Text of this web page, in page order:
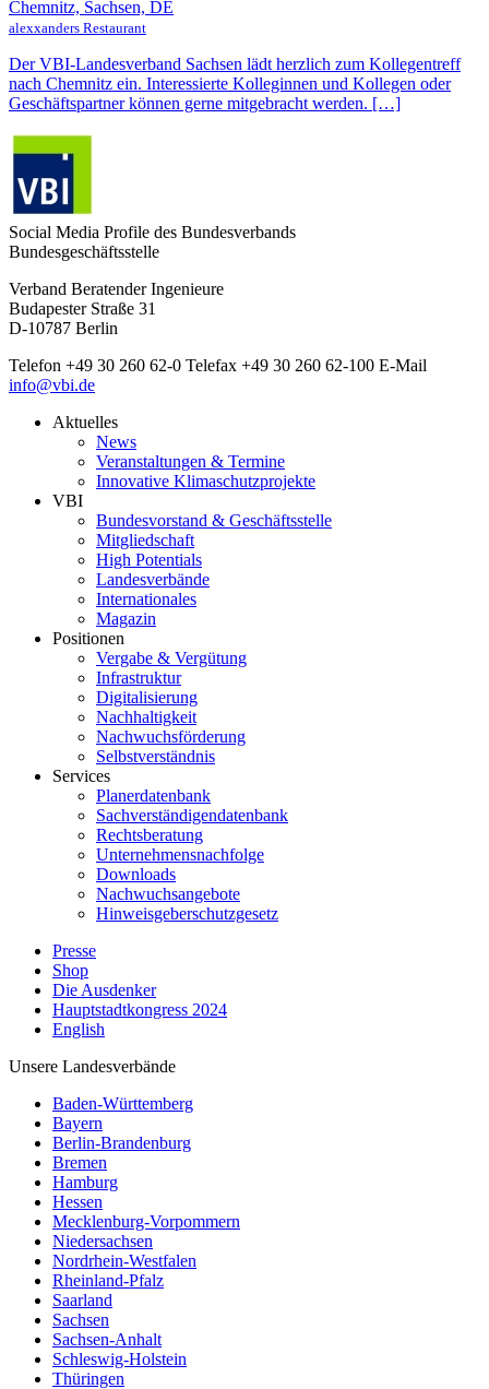
Chemnitz, Sachsen, DE
alexxanders Restaurant
Der VBI-Landesverband Sachsen lädt herzlich zum Kollegentreff
nach Chemnitz ein. Interessierte Kolleginnen und Kollegen oder
Geschäftspartner können gerne mitgebracht werden. […]
Social Media Profile des Bundesverbands
Bundesgeschäftsstelle
Verband Beratender Ingenieure
Budapester Straße 31
D-10787 Berlin
Telefon +49 30 260 62-0 Telefax +49 30 260 62-100 E-Mail
info@vbi.de
Aktuelles
News
Veranstaltungen & Termine
Innovative Klimaschutzprojekte
VBI
Bundesvorstand & Geschäftsstelle
Mitgliedschaft
High Potentials
Landesverbände
Internationales
Magazin
Positionen
Vergabe & Vergütung
Infrastruktur
Digitalisierung
Nachhaltigkeit
Nachwuchsförderung
Selbstverständnis
Services
Planerdatenbank
Sachverständigendatenbank
Rechtsberatung
Unternehmensnachfolge
Downloads
Nachwuchsangebote
Hinweisgeberschutzgesetz
Presse
Shop
Die Ausdenker
Hauptstadtkongress 2024
English
Unsere Landesverbände
Baden-Württemberg
Bayern
Berlin-Brandenburg
Bremen
Hamburg
Hessen
Mecklenburg-Vorpommern
Niedersachsen
Nordrhein-Westfalen
Rheinland-Pfalz
Saarland
Sachsen
Sachsen-Anhalt
Schleswig-Holstein
Thüringen